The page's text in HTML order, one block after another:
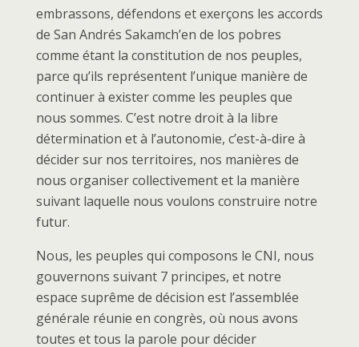
embrassons, défendons et exerçons les accords
de San Andrés Sakamch’en de los pobres
comme étant la constitution de nos peuples,
parce qu’ils représentent l’unique manière de
continuer à exister comme les peuples que
nous sommes. C’est notre droit à la libre
détermination et à l’autonomie, c’est-à-dire à
décider sur nos territoires, nos manières de
nous organiser collectivement et la manière
suivant laquelle nous voulons construire notre
futur.
Nous, les peuples qui composons le CNI, nous
gouvernons suivant 7 principes, et notre
espace suprême de décision est l’assemblée
générale réunie en congrès, où nous avons
toutes et tous la parole pour décider